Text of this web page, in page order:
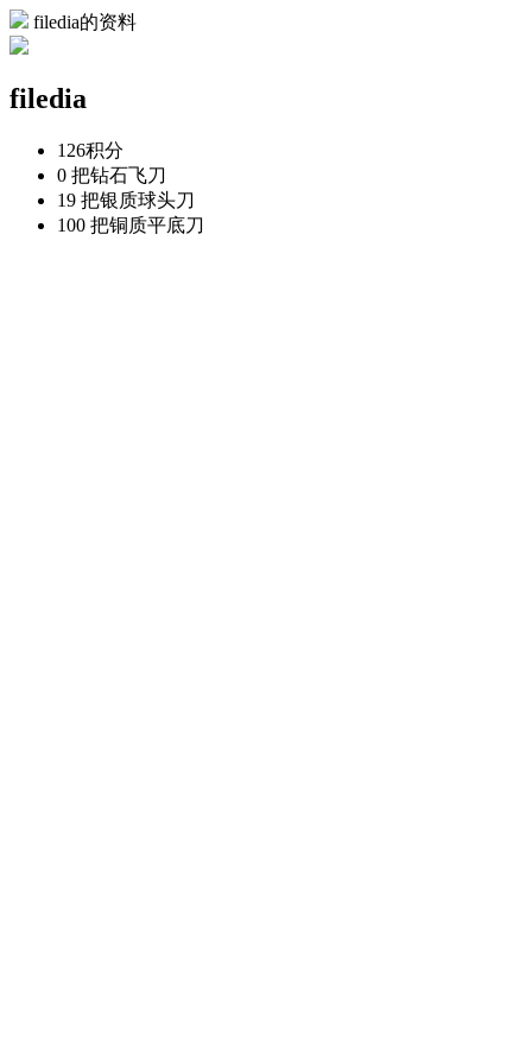
filedia的资料
filedia
126积分
0 把钻石飞刀
19 把银质球头刀
100 把铜质平底刀